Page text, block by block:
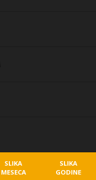
SLIKA
MESECA
SLIKA
GODINE